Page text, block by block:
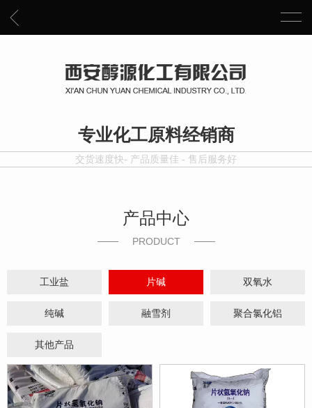
专业化工原料经销商
交货速度快- 产品质量佳 - 售后服务好
产品中心
PRODUCT
工业盐 片碱 双氧水
纯碱 融雪剂 聚合氯化铝
其他产品